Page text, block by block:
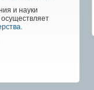
и науки
.